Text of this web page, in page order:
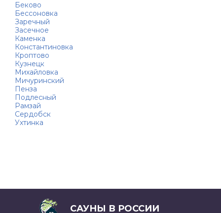
Беково
Бессоновка
Заречный
Засечное
Каменка
Константиновка
Кроптово
Кузнецк
Михайловка
Мичуринский
Пенза
Подлесный
Рамзай
Сердобск
Ухтинка
САУНЫ В РОССИИ